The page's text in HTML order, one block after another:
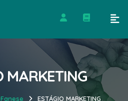
MARKETING
ESTÁGIO MARKETING